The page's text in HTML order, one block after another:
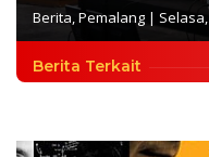
Berita,Pemalang |
Berita Terkait